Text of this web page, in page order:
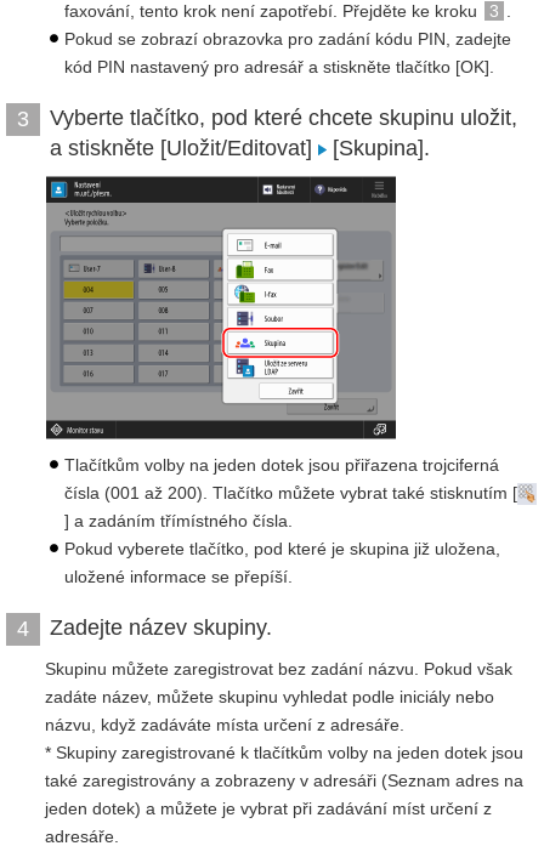
faxování, tento krok není zapotřebí. Přejděte ke kroku
3
Pokud se zobrazí obrazovka pro zadání kódu PIN, zadejte
kód PIN nastavený pro adresář a stiskněte tlačítko [OK].
3
Vyberte tlačítko, pod které chcete skupinu uložit,
a stiskněte [Uložit/Editovat]
[Skupina].
Tlačítkům volby na jeden dotek jsou přiřazena trojciferná
čísla (001 až 200). Tlačítko můžete vybrat také stisknutím [
] a zadáním třímístného čísla.
Pokud vyberete tlačítko, pod které je skupina již uložena,
uložené informace se přepíší.
4 Zadejte název skupiny.
Skupinu můžete zaregistrovat bez zadání názvu. Pokud však
zadáte název, můžete skupinu vyhledat podle iniciály nebo
názvu, když zadáváte místa určení z adresáře.
* Skupiny zaregistrované k tlačítkům volby na jeden dotek jsou
také zaregistrovány a zobrazeny v adresáři (Seznam adres na
jeden dotek) a můžete je vybrat při zadávání míst určení z
adresáře.